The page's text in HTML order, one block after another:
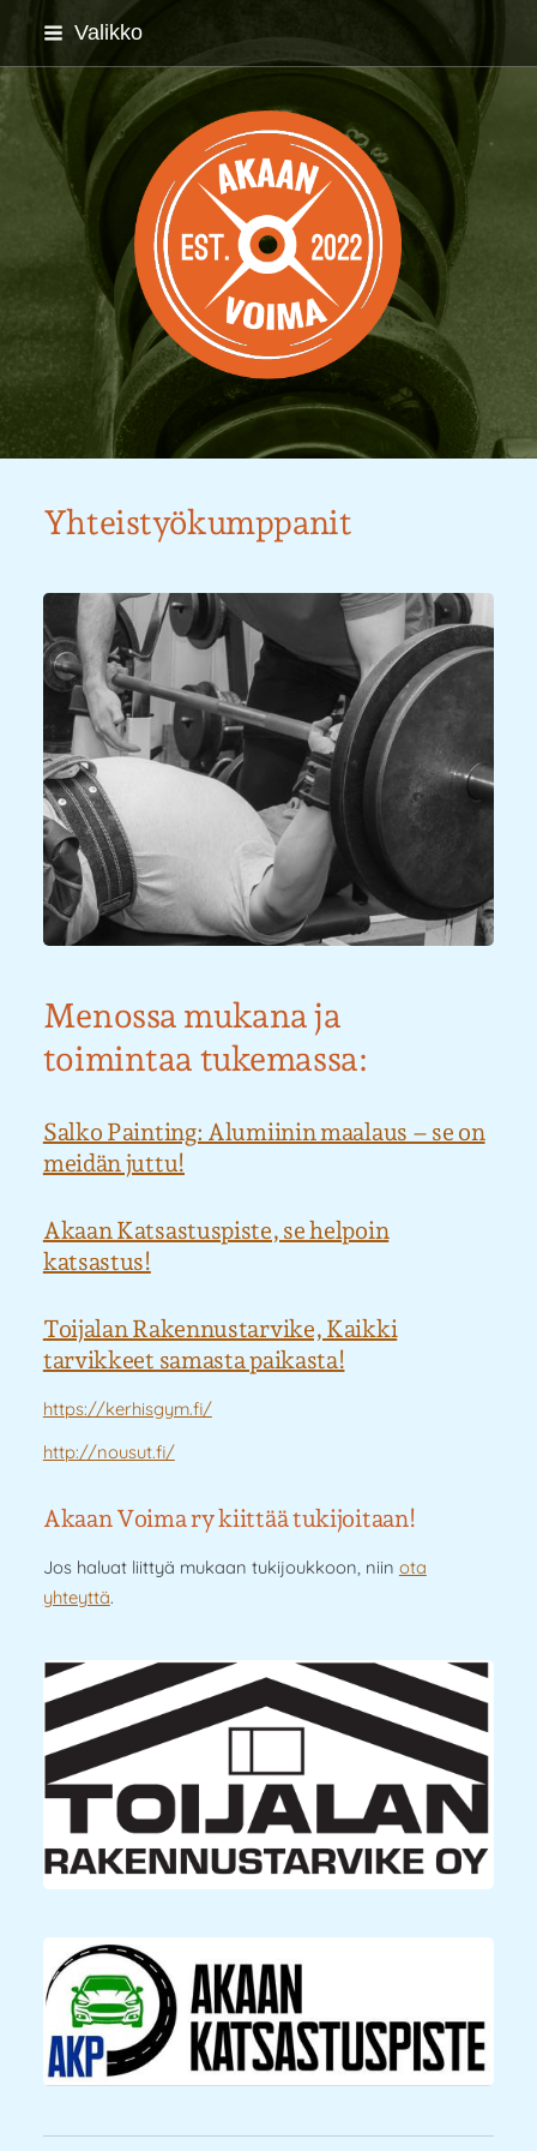
Siirry
sisältöön
Valikko
Akaan Voima ry
Yhteistyökumppanit
Menossa mukana ja
toimintaa tukemassa:
Salko Painting: Alumiinin maalaus – se on
meidän juttu!
Akaan Katsastuspiste, se helpoin
katsastus!
Toijalan Rakennustarvike, Kaikki
tarvikkeet samasta paikasta!
https://kerhisgym.fi/
http://nousut.fi/
Akaan Voima ry kiittää tukijoitaan!
Jos haluat liittyä mukaan tukijoukkoon, niin ota
yhteyttä.